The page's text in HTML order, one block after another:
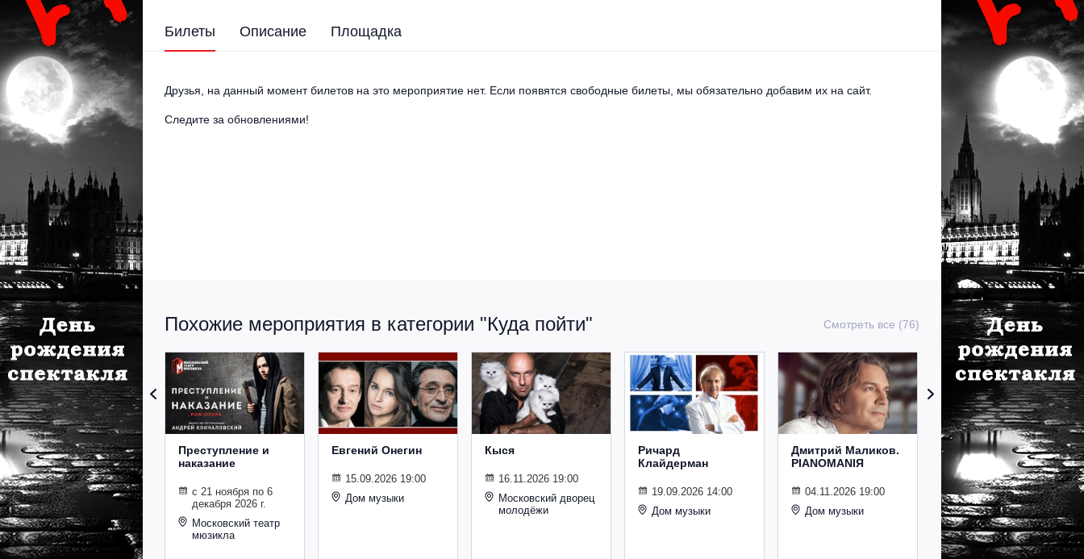
Билеты Описание Площадка
Друзья, на данный момент билетов на это мероприятие нет. Если появятся свободные билеты, мы обязательно добавим их на сайт.
Следите за обновлениями!
Похожие мероприятия в категории "Куда пойти" Смотреть все (76)
Преступление и
наказание
с 21 ноября по 6
декабря 2026 г.
Московский театр
мюзикла
Евгений Онегин
15.09.2026 19:00
Дом музыки
Кыся
16.11.2026 19:00
Московский дворец
молодёжи
Ричард
Клайдерман
19.09.2026 14:00
Дом музыки
Дмитрий Маликов.
PIANOMANIЯ
04.11.2026 19:00
Дом музыки
Рождественский
концерт
Владимира
Спивакова
24.12.2026 19:00
Дом музыки